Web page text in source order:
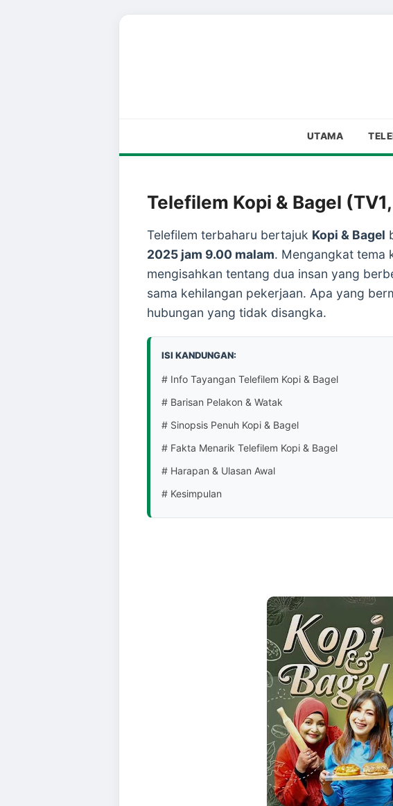
UTAMA
Telefilem Kopi & Bagel
Telefilem terbaharu bertajuk Kopi & Bagel
2025 jam 9.00 malam. Mengangkat tema
mengisahkan tentang dua insan yang
sama kehilangan pekerjaan. Apa yang
hubungan yang tidak disangka.
ISI KANDUNGAN:
# Info Tayangan Telefilem Kopi & Bagel
# Barisan Pelakon & Watak
# Sinopsis Penuh Kopi & Bagel
# Fakta Menarik Telefilem Kopi & Bagel
# Harapan & Ulasan Awal
# Kesimpulan